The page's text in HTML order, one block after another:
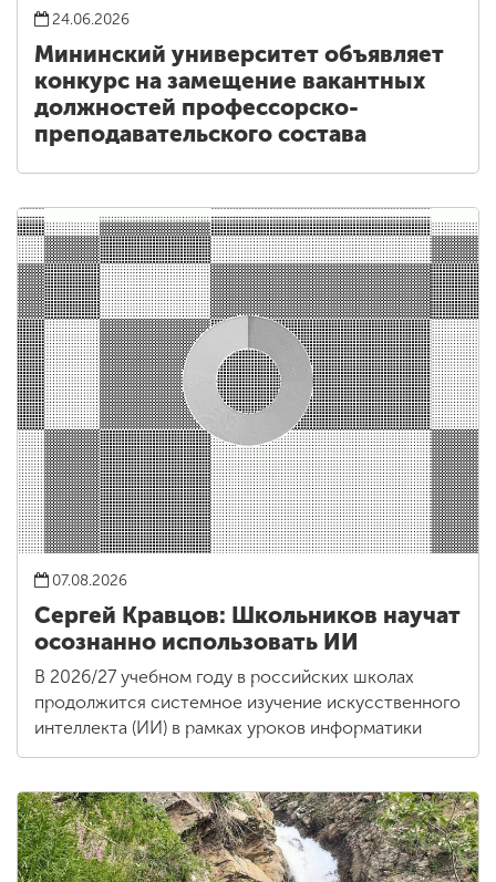
24.06.2026
Мининский университет объявляет
конкурс на замещение вакантных
должностей профессорско-
преподавательского состава
07.08.2026
Сергей Кравцов: Школьников научат
осознанно использовать ИИ
В 2026/27 учебном году в российских школах
продолжится системное изучение искусственного
интеллекта (ИИ) в рамках уроков информатики